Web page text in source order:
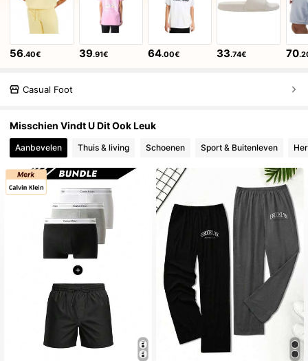
56.40€ 39.91€ 64.00€ 33.74€ 70
Casual Foot
Misschien Vindt U Dit Ook Leuk
Aanbevelen Thuis & living Schoenen Sport & Buitenleven